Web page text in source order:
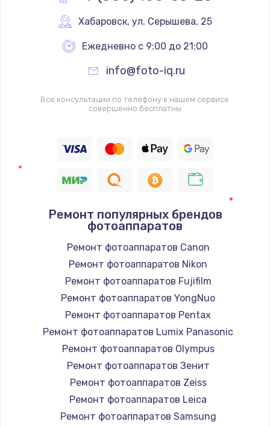
Хабаровск, ул. Серышева, 25
Ежедневно с 9:00 до 21:00
info@foto-iq.ru
Все консультации по телефону в нашем сервисе
совершенно бесплатны
Ремонт популярных брендов
фотоаппаратов
Ремонт фотоаппаратов Canon
Ремонт фотоаппаратов Nikon
Ремонт фотоаппаратов Fujifilm
Ремонт фотоаппаратов YongNuo
Ремонт фотоаппаратов Pentax
Ремонт фотоаппаратов Lumix Panasonic
Ремонт фотоаппаратов Olympus
Ремонт фотоаппаратов Зенит
Ремонт фотоаппаратов Zeiss
Ремонт фотоаппаратов Leica
Ремонт фотоаппаратов Samsung